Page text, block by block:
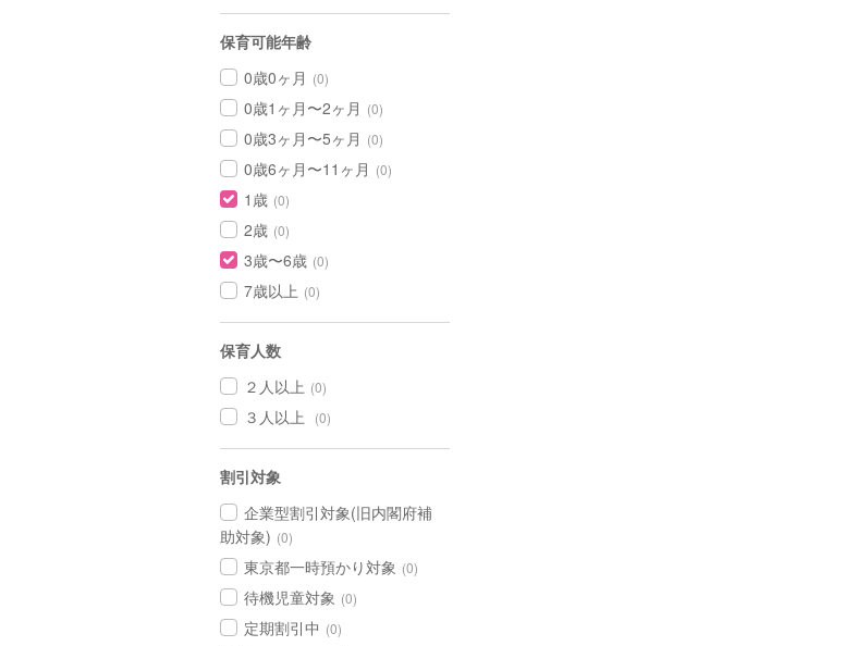
保育可能年齢
0歳0ヶ月 (0)
0歳1ヶ月〜2ヶ月 (0)
0歳3ヶ月〜5ヶ月 (0)
0歳6ヶ月〜11ヶ月 (0)
1歳 (0)
2歳 (0)
3歳〜6歳 (0)
7歳以上 (0)
保育人数
２人以上 (0)
３人以上 (0)
割引対象
企業型割引対象(旧内閣府補
助対象) (0)
東京都一時預かり対象 (0)
待機児童対象 (0)
定期割引中 (0)